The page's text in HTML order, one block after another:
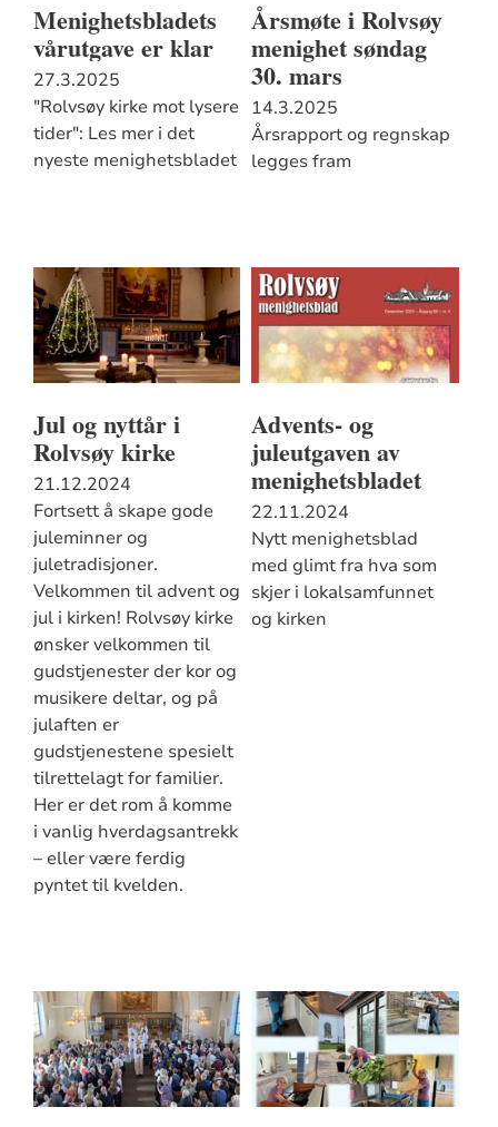
Menighetsbladets
vårutgave er klar
27.3.2025
"Rolvsøy kirke mot lysere
tider": Les mer i det
nyeste menighetsbladet
Årsmøte i Rolvsøy
menighet søndag
30. mars
14.3.2025
Årsrapport og regnskap
legges fram
Jul og nyttår i
Rolvsøy kirke
21.12.2024
Fortsett å skape gode
juleminner og
juletradisjoner.
Velkommen til advent og
jul i kirken! Rolvsøy kirke
ønsker velkommen til
gudstjenester der kor og
musikere deltar, og på
julaften er
gudstjenestene spesielt
tilrettelagt for familier.
Her er det rom å komme
i vanlig hverdagsantrekk
– eller være ferdig
pyntet til kvelden.
Advents- og
juleutgaven av
menighetsbladet
22.11.2024
Nytt menighetsblad
med glimt fra hva som
skjer i lokalsamfunnet
og kirken